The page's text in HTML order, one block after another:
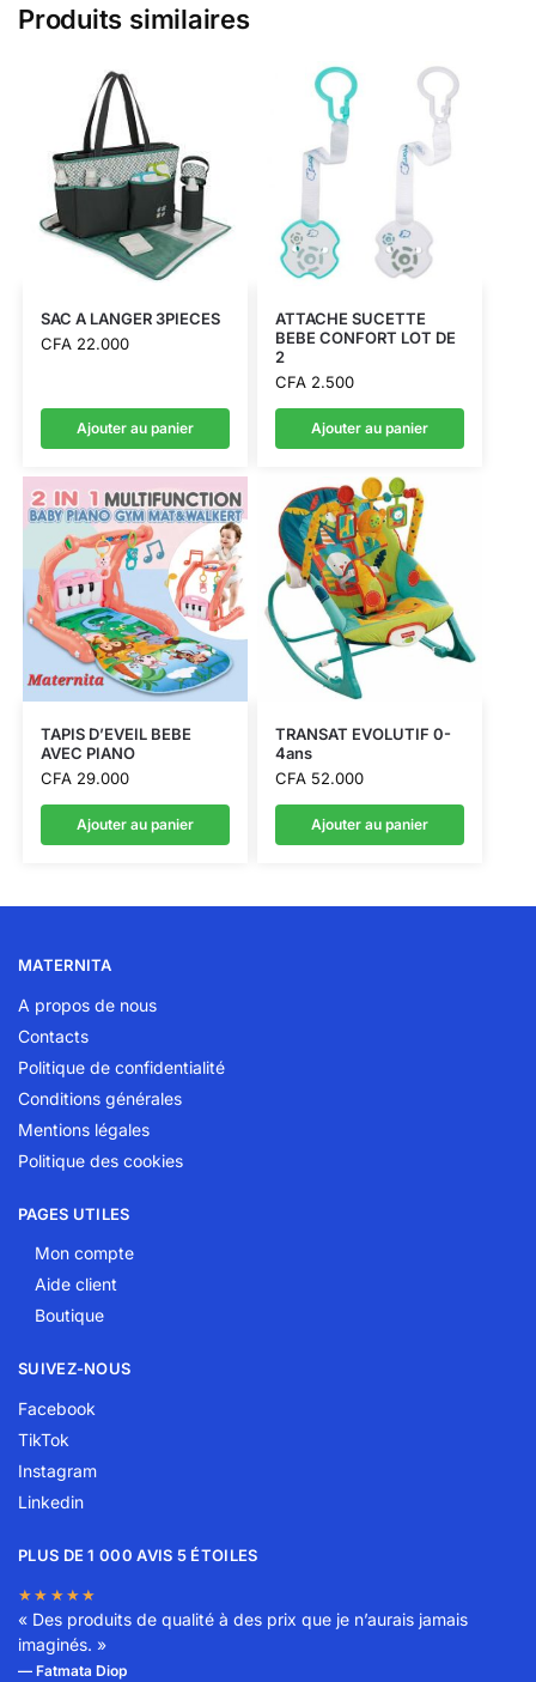
Produits similaires
SAC A LANGER 3PIECES
CFA22.000
Ajouter au panier
ATTACHE SUCETTE
BEBE CONFORT LOT DE
2
CFA2.500
Ajouter au panier
TAPIS D’EVEIL BEBE
AVEC PIANO
CFA29.000
Ajouter au panier
TRANSAT EVOLUTIF 0-
4ans
CFA52.000
Ajouter au panier
MATERNITA
A propos de nous
Contacts
Politique de confidentialité
Conditions générales
Mentions légales
Politique des cookies
PAGES UTILES
Mon compte
Aide client
Boutique
SUIVEZ-NOUS
Facebook
TikTok
Instagram
Linkedin
PLUS DE 1 000 AVIS 5 ÉTOILES
★★★★★
« Des produits de qualité à des prix que je n’aurais jamais
imaginés. »
— Fatmata Diop